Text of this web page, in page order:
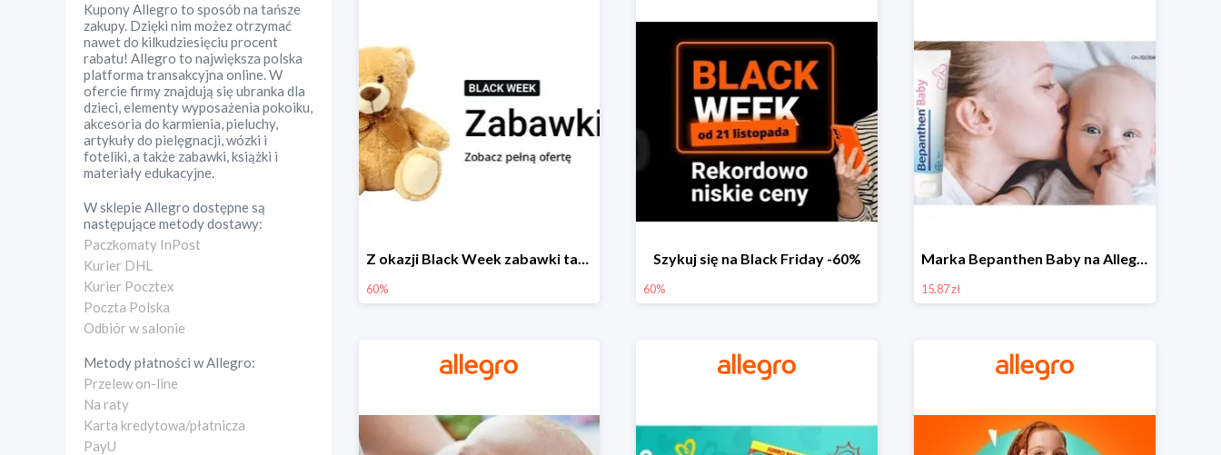
Kupony Allegro to sposób na tańsze
zakupy. Dzięki nim możez otrzymać
nawet do kilkudziesięciu procent
rabatu! Allegro to największa polska
platforma transakcyjna online. W
ofercie firmy znajdują się ubranka dla
dzieci, elementy wyposażenia pokoiku,
akcesoria do karmienia, pieluchy,
artykuły do pielęgnacji, wózki i
foteliki, a także zabawki, książki i
materiały edukacyjne.
W sklepieAllegro dostępne są
następujące metody dostawy:
Paczkomaty InPost
Kurier DHL
Kurier Pocztex
Poczta Polska
Odbiór w salonie
Metody płatności wAllegro:
Przelew on-line
Na raty
Karta kredytowa/płatnicza
PayU
Z okazji Black Week zabawki taniej na allegro.pl
60%
Szykuj się na Black Friday -60%
60%
Marka Bepanthen Baby na Allegro od 15,87 zł!
15.87 zł